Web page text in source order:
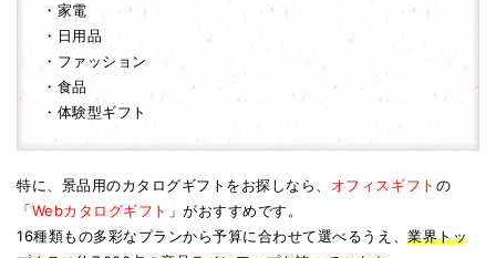
・家電
・日用品
・ファッション
・食品
・体験型ギフト
特に、景品用のカタログギフトをお探しなら、 オフィスギフト の
「Webカタログギフト 」がおすすめです。
16種類もの多彩なプランから予算に合わせて選べるうえ、業界トッ